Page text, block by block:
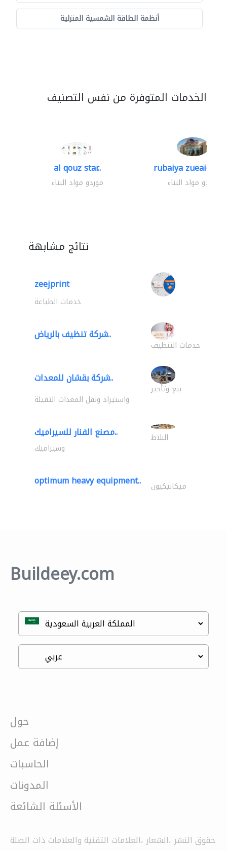
أنظمة الطاقة الشمسية المنزلية
الخدمات المتوفرة من نفس التصنيف
al qouz star..
موردو مواد البناء
rubaiya zueaid
موردو مواد البناء
نتائج مشابهة
zeejprint
خدمات الطباعة
شركة تنظيف بالرياض..
خدمات التنظيف
شركة بقشان للمعدات..
بيع وتأجير
واستيراد ونقل المعدات الثقيلة
مصنع الفنار للسيراميك.. البلاط
وسيراميك
optimum heavy equipment.. ميكانيكيون
Buildeey.com
حول
إضافة عمل
الحاسبات
المدونات
الأسئلة الشائعة
حقوق النشر ،الشعار ،العلامات التقنية والعلامات ذات الصلة